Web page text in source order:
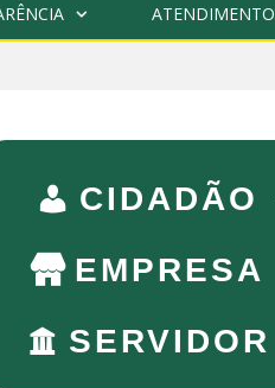
ATENDIMENTO
CIDADÃO
EMPRESA
SERVIDOR